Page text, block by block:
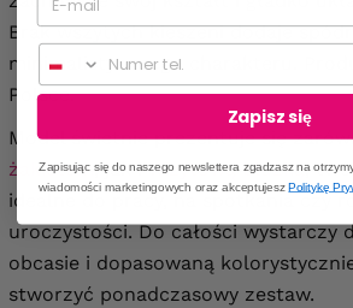
Brak wszytych kieszeni dodaje
minimalistycznego charakteru.
Polsce.
Model świetnie prezentuje się
żakietem, jak iwizytową bluzką,
idealne do pracy, na spotkania czy
uroczystości. Do całości wystarczy
obcasie i dopasowaną
stworzyć ponadczasowy zestaw.
Numer telefonu
Zapisz się
Zapisując się do naszego newslettera zgadzasz na
wiadomości marketingowych oraz akceptujeszPolitykę